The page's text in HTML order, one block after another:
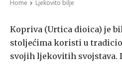
Home Ljekovito bilje
Kopriva (Urtica dioica) je
stoljećima koristi u
svojih ljekovitih svojstava.